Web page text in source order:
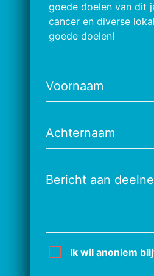
goede doelen van dit
cancer en diverse
goede doelen!
Voornaam
Achternaam
Bericht aan
Ik wil anoniem